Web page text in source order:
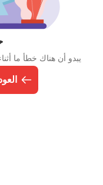
يبدو أن هناك خطأ ما